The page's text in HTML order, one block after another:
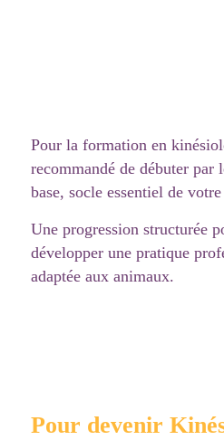
Pour la formation en
recommandé de débuter par
base, socle essentiel de
Une progression structurée
développer une pratique
adaptée aux animaux.
Pour devenir